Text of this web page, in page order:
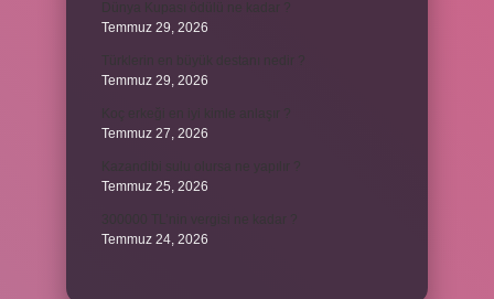
Temmuz 29, 2026
Temmuz 29, 2026
Temmuz 27, 2026
Temmuz 25, 2026
Temmuz 24, 2026